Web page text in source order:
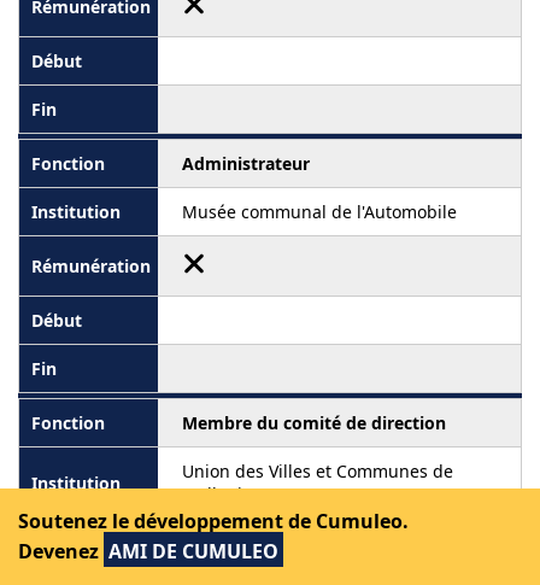
Administrateur
Musée communal de l'Automobile
Membre du comité de direction
Union des Villes et Communes de
Wallonie
Rémunéré
Soutenez le développement de Cumuleo.
Devenez AMI DE CUMULEO